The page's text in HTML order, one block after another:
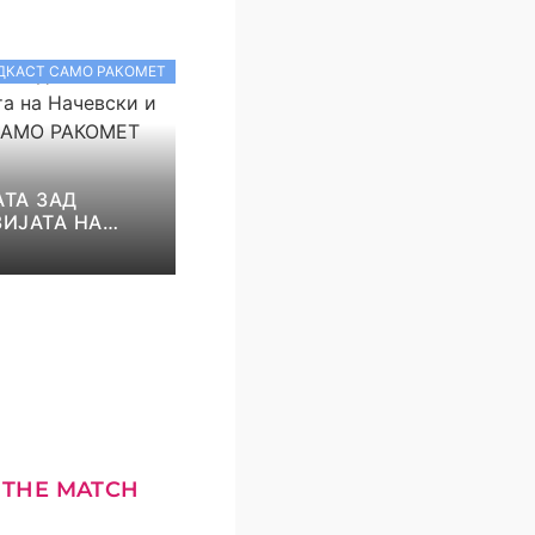
САМО РАКОМЕТ
ЗАД
НА
И НИКОЛОВ!
С5Е8
MATCH